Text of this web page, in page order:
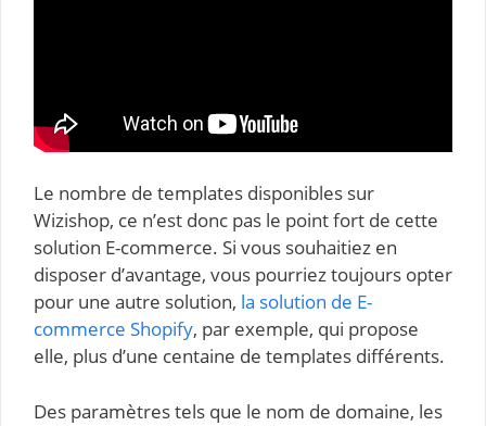
Le nombre de templates disponibles sur
Wizishop, ce n’est donc pas le point fort de cette
solution E-commerce. Si vous souhaitiez en
disposer d’avantage, vous pourriez toujours opter
pour une autre solution, la solution de E-
commerce Shopify, par exemple, qui propose
elle, plus d’une centaine de templates différents.
Des paramètres tels que le nom de domaine, les